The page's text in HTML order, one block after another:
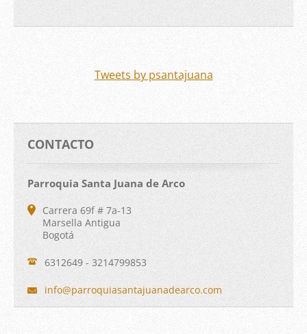
Tweets by psantajuana
CONTACTO
Parroquia Santa Juana de Arco
Carrera 69f # 7a-13
Marsella Antigua
Bogotá
6312649 - 3214799853
info@parroquiasantajuanadearco.com